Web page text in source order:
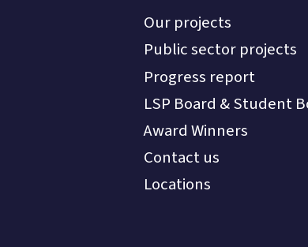
Our projects
Public sector projects
Progress report
LSP Board & Student
Award Winners
Contact us
Locations